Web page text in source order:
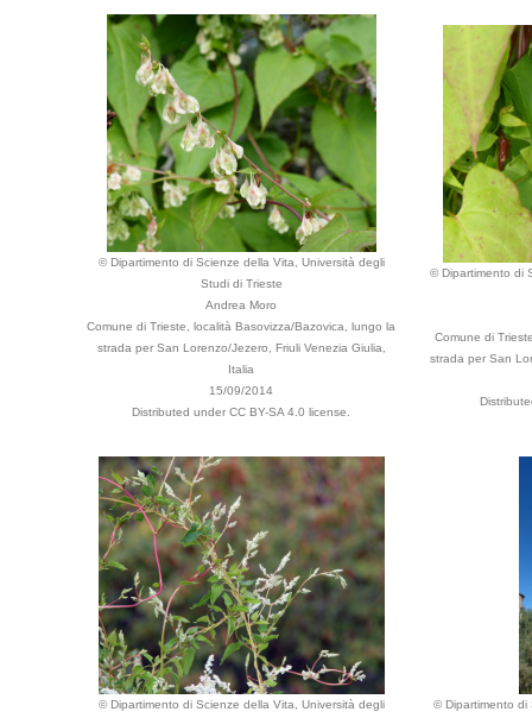
© Dipartimento di Scienze della Vita, Università degli
Studi di Trieste
Andrea Moro
Comune di Trieste, località Basovizza/Bazovica, lungo la
strada per San Lorenzo/Jezero, Friuli Venezia Giulia,
Italia
15/09/2014
Distributed under CC BY-SA 4.0 license.
© Dipartimento di
Comune di
strada per San
© Dipartimento di Scienze della Vita, Università degli
© Dipartimento di